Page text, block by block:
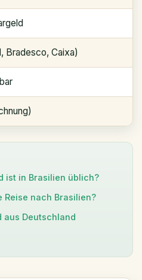
Bradesco, Caixa)
ist in Brasilien üblich?
Reise nach Brasilien?
aus Deutschland